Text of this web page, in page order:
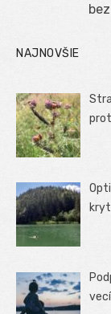
NAJNOVŠIE